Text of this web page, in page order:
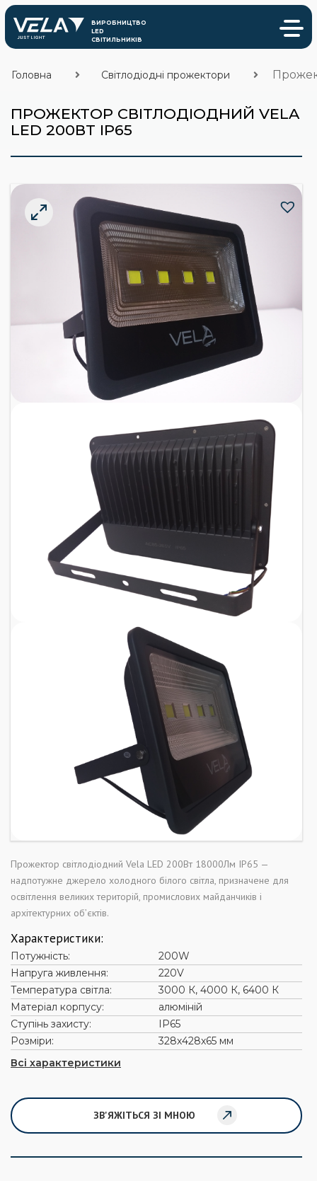
ПРОЖЕКТОР СВІТЛОДІОДНИЙ VELA
LED 200ВТ IP65
Головна Світлодіодні прожектори
Прожектор світлодіодний Vela LED 200Вт 18000Лм IP65 —
надпотужне джерело холодного білого світла, призначене для
освітлення великих територій, промислових майданчиків і
архітектурних об’єктів.
Характеристики:
Потужність:
200W
Напруга живлення:
220V
Температура світла:
3000 К, 4000 К, 6400 К
Матеріал корпусу:
алюміній
Ступінь захисту:
ІР65
Розміри:
328х428х65 мм
Всі характеристики
ЗВ'ЯЖІТЬСЯ ЗІ МНОЮ